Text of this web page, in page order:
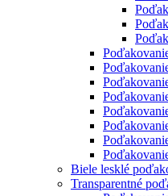
Biele lesklé
Transparentné